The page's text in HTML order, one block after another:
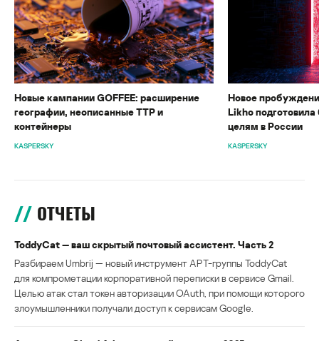
Новые кампании GOFFEE: расширение
географии, неописанные TTP и
контейнеры
KASPERSKY
Новое
Likho
целям в России
KASPERSKY
ОТЧЕТЫ
ToddyCat — ваш скрытый почтовый ассистент. Часть 2
Разбираем Umbrij — новый инструмент APT-группы ToddyCat
для компрометации корпоративной переписки в сервисе Gmail.
Целью атак стал токен авторизации OAuth, при помощи которого
злоумышленники получали доступ к сервисам Google.